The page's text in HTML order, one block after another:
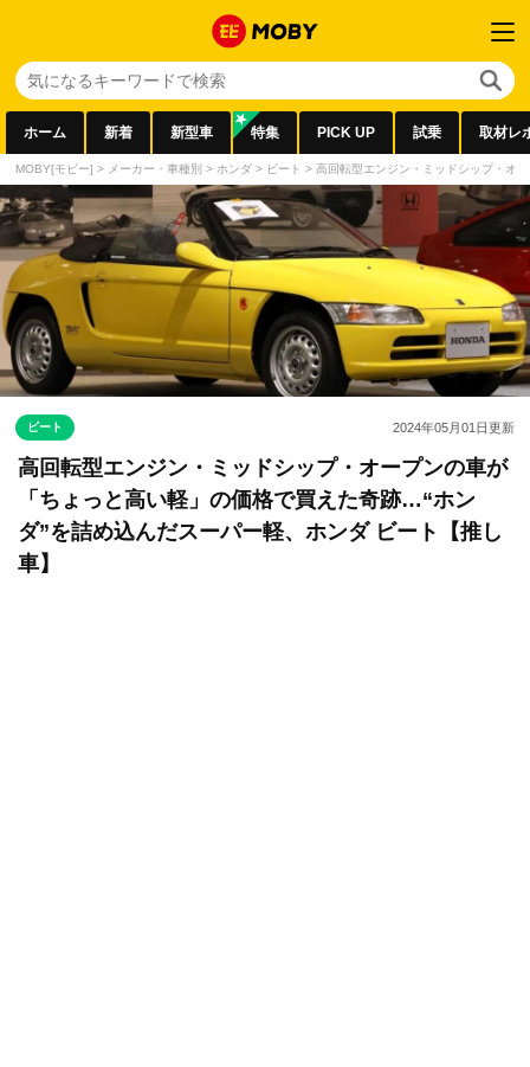
ホーム 新着 新型車 特集 PICK UP 試乗 取材レ
MOBY[モビー] > メーカー・車種別 > ホンダ > ビート > 高回転型エンジン・ミッドシップ・オ
ビート 2024年05月01日更新
高回転型エンジン・ミッドシップ・オープンの車が
「ちょっと高い軽」の価格で買えた奇跡…“ホン
ダ”を詰め込んだスーパー軽、ホンダ ビート【推し
車】